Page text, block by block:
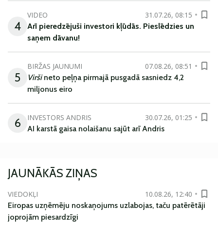
4
VIDEO
31.07.26, 08:15
Arī pieredzējuši investori kļūdās. Pieslēdzies un
saņem dāvanu!
5
BIRŽAS JAUNUMI
07.08.26, 08:51
Viršineto peļņa pirmajā pusgadā sasniedz 4,2
miljonus eiro
6 INVESTORS ANDRIS
30.07.26, 01:25
AI karstā gaisa nolaišanu sajūt arī Andris
JAUNĀKĀS ZIŅAS
VIEDOKĻI
10.08.26, 12:40
Eiropas uzņēmēju noskaņojums uzlabojas, taču patērētāji
joprojām piesardzīgi